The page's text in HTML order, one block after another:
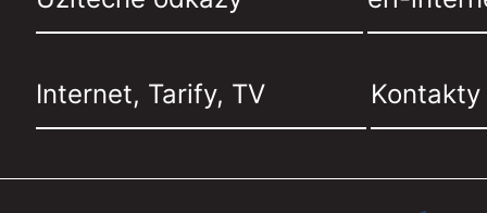
Internet, Tarify, TV Kontakty